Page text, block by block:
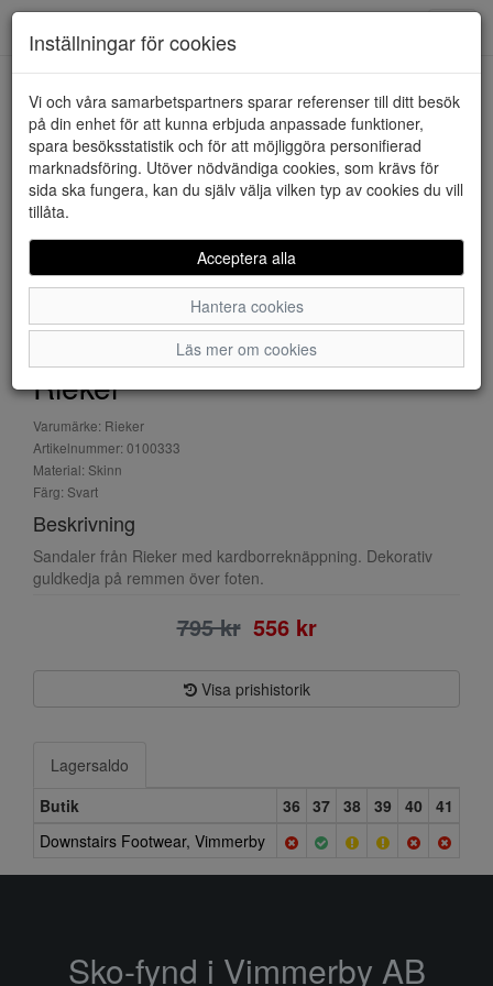
HEM RIEKER
Rieker
Varumärke: Rieker
Artikelnummer: 0100333
Material: Skinn
Färg: Svart
Beskrivning
Sandaler från Rieker med kardborreknäppning. Dekorativ
guldkedja på remmen över foten.
795 kr 556 kr
Visa prishistorik
Lagersaldo
Butik
36 37 38 39 40
41
Downstairs Footwear, Vimmerby
Inställningar för cookies
Vi och våra samarbetspartners sparar referenser till ditt besök
på din enhet för att kunna erbjuda anpassade funktioner,
spara besöksstatistik och för att möjliggöra personifierad
marknadsföring. Utöver nödvändiga cookies, som krävs för
sida ska fungera, kan du själv välja vilken typ av cookies du vill
tillåta.
Acceptera alla
Hantera cookies
Läs mer om cookies
Sko-fynd i Vimmerby AB